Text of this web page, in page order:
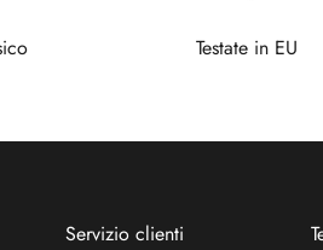
Testate in EU
Servizio clienti